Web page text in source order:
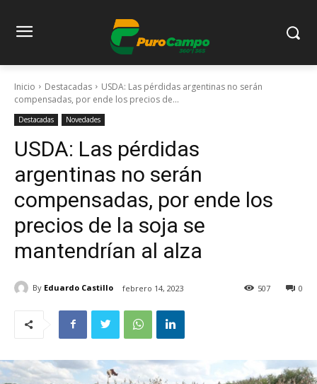
Inicio Destacadas
USDA: Las pérdidas argentinas no serán
compensadas, por ende los precios de...
Destacadas Novedades
USDA: Las pérdidas
argentinas no serán
compensadas, por ende los
precios de la soja se
mantendrían al alza
By Eduardo Castillo febrero 14, 2023 0
507